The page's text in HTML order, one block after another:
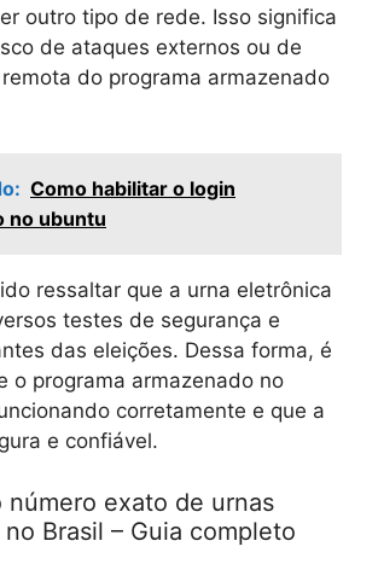
outro tipo de rede. Isso significa
de ataques externos ou de
do programa armazenado
Como habilitar o login
no ubuntu
ressaltar que a urna eletrônica
testes de segurança e
das eleições. Dessa forma, é
o programa armazenado no
corretamente e que a
e confiável.
número exato de urnas
Brasil – Guia completo